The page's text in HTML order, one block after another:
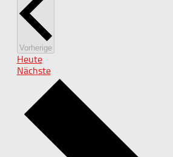
VorherigeVeranstaltungen
Heute
NächsteVeranstaltungen